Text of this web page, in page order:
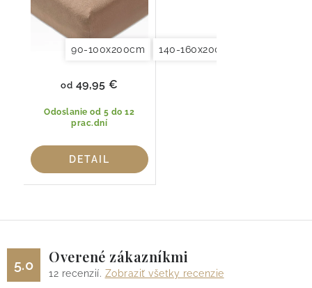
90-100x200cm 140-160x200cm
Odoslanie od 5 do 12
prac.dní
od 49,95 €
DETAIL
5.0 Overené zákazníkmi
12 recenzií. Zobraziť všetky recenzie